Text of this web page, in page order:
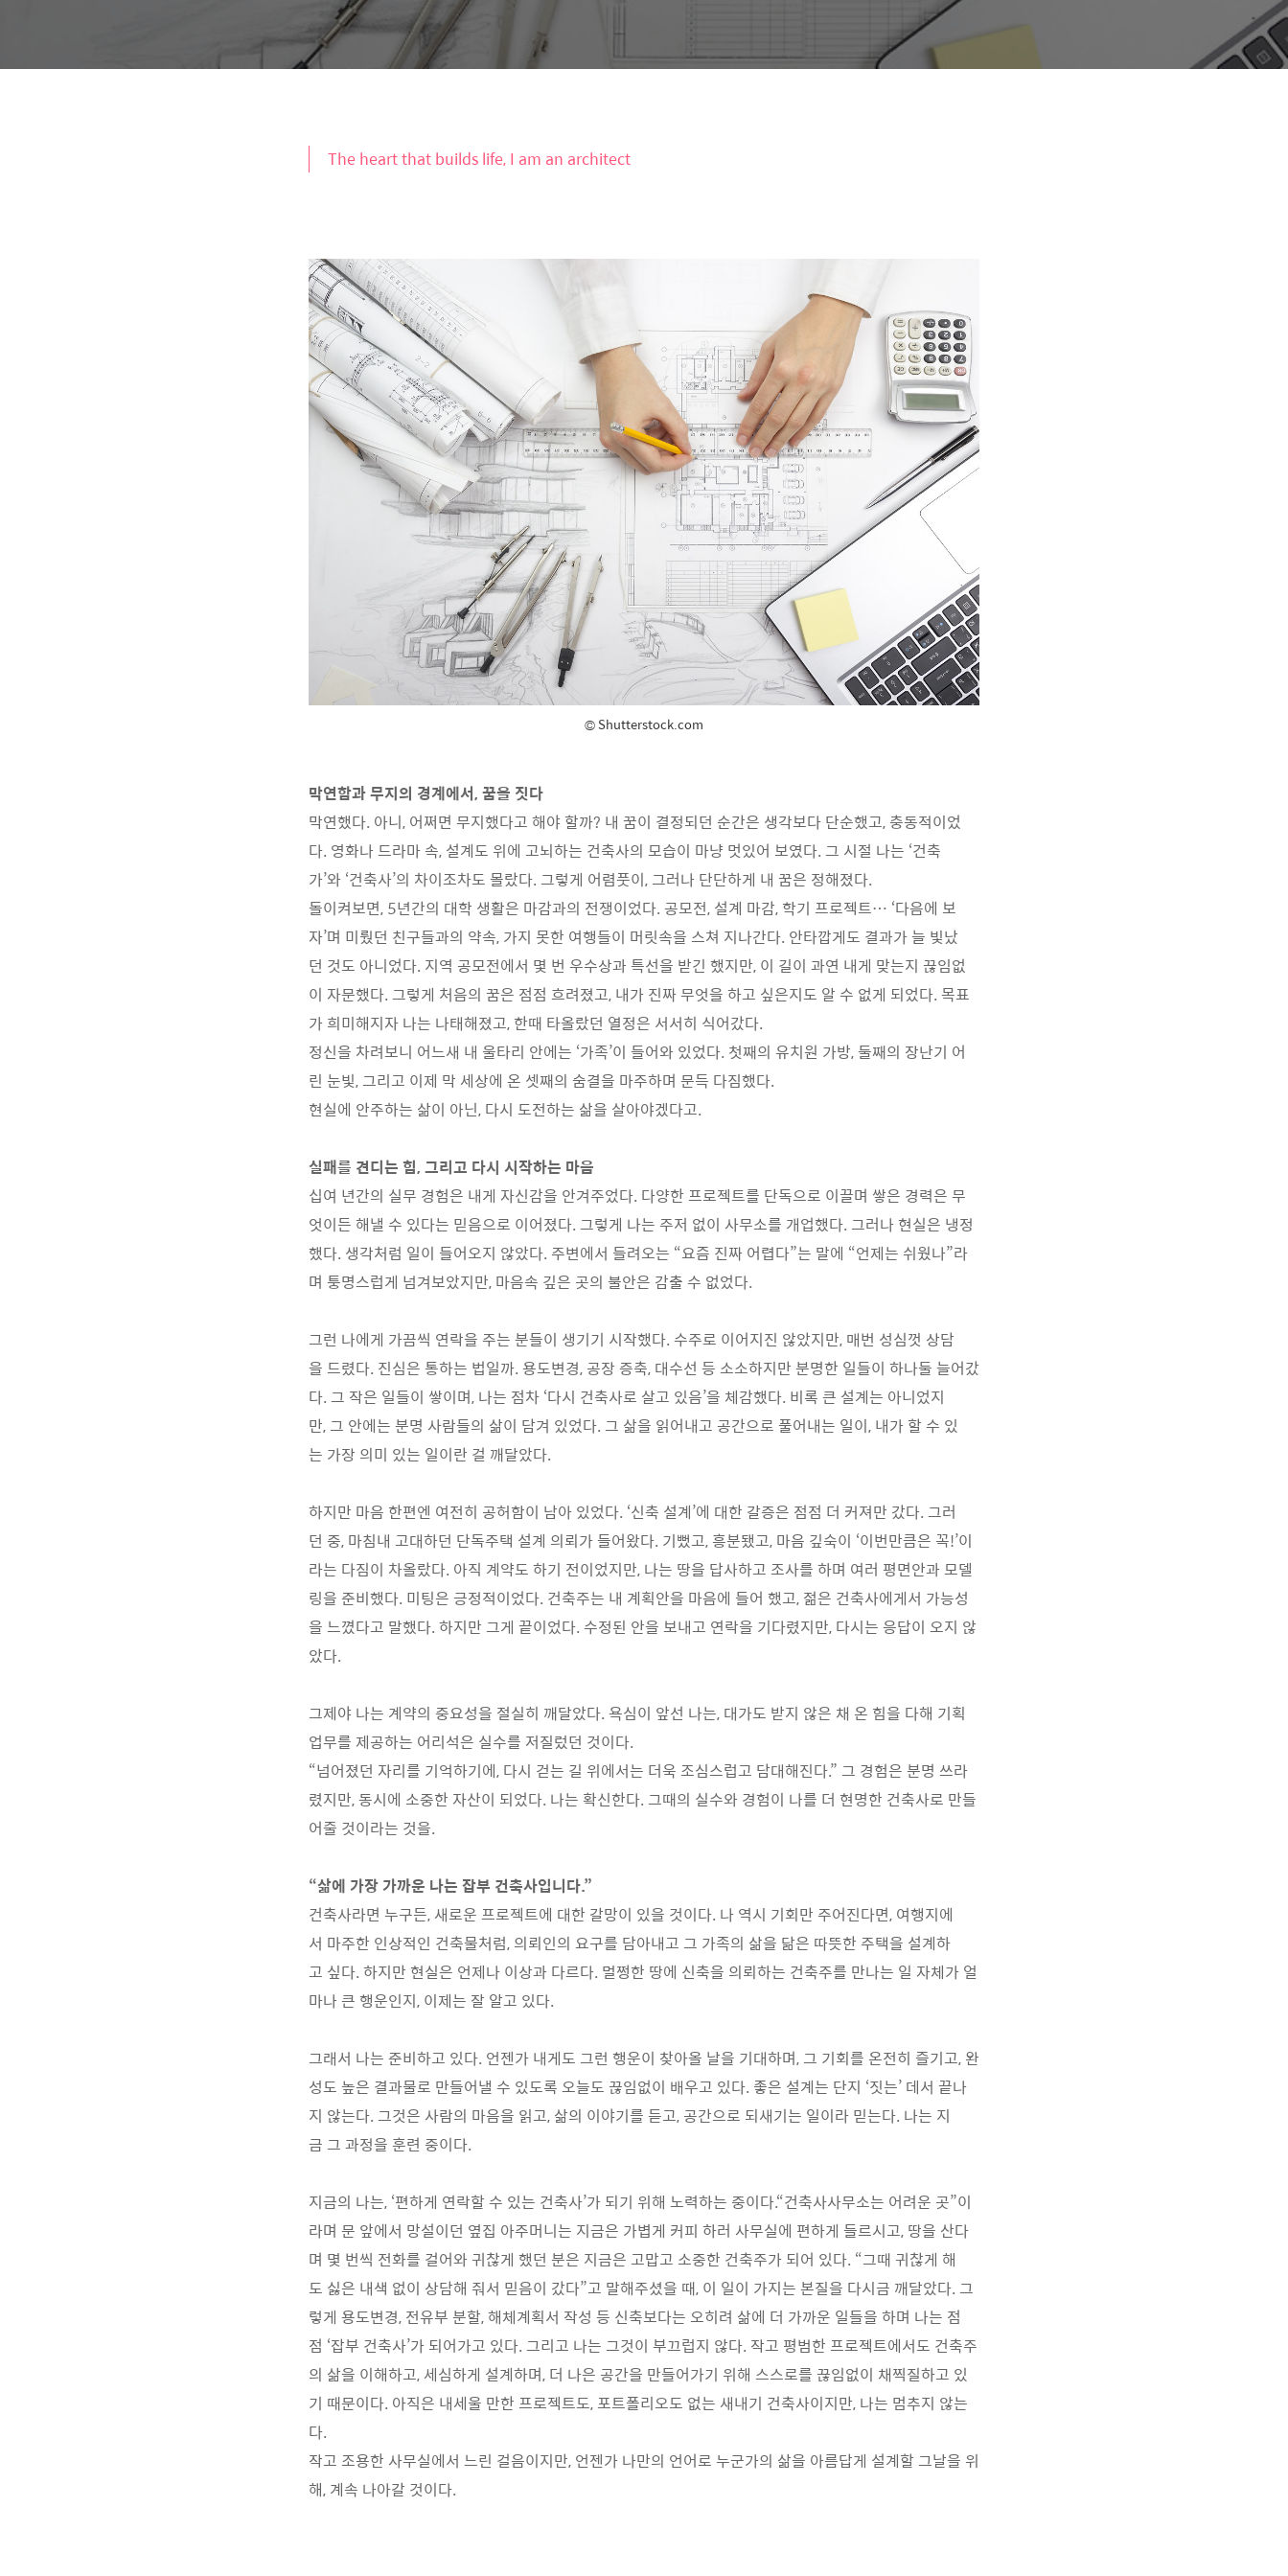
The heart that builds life, I am an architect
© Shutterstock.com
막연함과 무지의 경계에서, 꿈을 짓다
막연했다. 아니, 어쩌면 무지했다고 해야 할까? 내 꿈이 결정되던 순간은 생각보다 단순했고, 충동적이었
다. 영화나 드라마 속, 설계도 위에 고뇌하는 건축사의 모습이 마냥 멋있어 보였다. 그 시절 나는 ‘건축
가’와 ‘건축사’의 차이조차도 몰랐다. 그렇게 어렴풋이, 그러나 단단하게 내 꿈은 정해졌다.
돌이켜보면, 5년간의 대학 생활은 마감과의 전쟁이었다. 공모전, 설계 마감, 학기 프로젝트… ‘다음에 보
자’며 미뤘던 친구들과의 약속, 가지 못한 여행들이 머릿속을 스쳐 지나간다. 안타깝게도 결과가 늘 빛났
던 것도 아니었다. 지역 공모전에서 몇 번 우수상과 특선을 받긴 했지만, 이 길이 과연 내게 맞는지 끊임없
이 자문했다. 그렇게 처음의 꿈은 점점 흐려졌고, 내가 진짜 무엇을 하고 싶은지도 알 수 없게 되었다. 목표
가 희미해지자 나는 나태해졌고, 한때 타올랐던 열정은 서서히 식어갔다.
정신을 차려보니 어느새 내 울타리 안에는 ‘가족’이 들어와 있었다. 첫째의 유치원 가방, 둘째의 장난기 어
린 눈빛, 그리고 이제 막 세상에 온 셋째의 숨결을 마주하며 문득 다짐했다.
현실에 안주하는 삶이 아닌, 다시 도전하는 삶을 살아야겠다고.
실패를 견디는 힘, 그리고 다시 시작하는 마음
십여 년간의 실무 경험은 내게 자신감을 안겨주었다. 다양한 프로젝트를 단독으로 이끌며 쌓은 경력은 무
엇이든 해낼 수 있다는 믿음으로 이어졌다. 그렇게 나는 주저 없이 사무소를 개업했다. 그러나 현실은 냉정
했다. 생각처럼 일이 들어오지 않았다. 주변에서 들려오는 “요즘 진짜 어렵다”는 말에 “언제는 쉬웠나”라
며 퉁명스럽게 넘겨보았지만, 마음속 깊은 곳의 불안은 감출 수 없었다.
그런 나에게 가끔씩 연락을 주는 분들이 생기기 시작했다. 수주로 이어지진 않았지만, 매번 성심껏 상담
을 드렸다. 진심은 통하는 법일까. 용도변경, 공장 증축, 대수선 등 소소하지만 분명한 일들이 하나둘 늘어갔
다. 그 작은 일들이 쌓이며, 나는 점차 ‘다시 건축사로 살고 있음’을 체감했다. 비록 큰 설계는 아니었지
만, 그 안에는 분명 사람들의 삶이 담겨 있었다. 그 삶을 읽어내고 공간으로 풀어내는 일이, 내가 할 수 있
는 가장 의미 있는 일이란 걸 깨달았다.
하지만 마음 한편엔 여전히 공허함이 남아 있었다. ‘신축 설계’에 대한 갈증은 점점 더 커져만 갔다. 그러
던 중, 마침내 고대하던 단독주택 설계 의뢰가 들어왔다. 기뻤고, 흥분됐고, 마음 깊숙이 ‘이번만큼은 꼭!’이
라는 다짐이 차올랐다. 아직 계약도 하기 전이었지만, 나는 땅을 답사하고 조사를 하며 여러 평면안과 모델
링을 준비했다. 미팅은 긍정적이었다. 건축주는 내 계획안을 마음에 들어 했고, 젊은 건축사에게서 가능성
을 느꼈다고 말했다. 하지만 그게 끝이었다. 수정된 안을 보내고 연락을 기다렸지만, 다시는 응답이 오지 않
았다.
그제야 나는 계약의 중요성을 절실히 깨달았다. 욕심이 앞선 나는, 대가도 받지 않은 채 온 힘을 다해 기획
업무를 제공하는 어리석은 실수를 저질렀던 것이다.
“넘어졌던 자리를 기억하기에, 다시 걷는 길 위에서는 더욱 조심스럽고 담대해진다.” 그 경험은 분명 쓰라
렸지만, 동시에 소중한 자산이 되었다. 나는 확신한다. 그때의 실수와 경험이 나를 더 현명한 건축사로 만들
어줄 것이라는 것을.
“삶에 가장 가까운 나는 잡부 건축사입니다.”
건축사라면 누구든, 새로운 프로젝트에 대한 갈망이 있을 것이다. 나 역시 기회만 주어진다면, 여행지에
서 마주한 인상적인 건축물처럼, 의뢰인의 요구를 담아내고 그 가족의 삶을 닮은 따뜻한 주택을 설계하
고 싶다. 하지만 현실은 언제나 이상과 다르다. 멀쩡한 땅에 신축을 의뢰하는 건축주를 만나는 일 자체가 얼
마나 큰 행운인지, 이제는 잘 알고 있다.
그래서 나는 준비하고 있다. 언젠가 내게도 그런 행운이 찾아올 날을 기대하며, 그 기회를 온전히 즐기고, 완
성도 높은 결과물로 만들어낼 수 있도록 오늘도 끊임없이 배우고 있다. 좋은 설계는 단지 ‘짓는’ 데서 끝나
지 않는다. 그것은 사람의 마음을 읽고, 삶의 이야기를 듣고, 공간으로 되새기는 일이라 믿는다. 나는 지
금 그 과정을 훈련 중이다.
지금의 나는, ‘편하게 연락할 수 있는 건축사’가 되기 위해 노력하는 중이다.“건축사사무소는 어려운 곳”이
라며 문 앞에서 망설이던 옆집 아주머니는 지금은 가볍게 커피 하러 사무실에 편하게 들르시고, 땅을 산다
며 몇 번씩 전화를 걸어와 귀찮게 했던 분은 지금은 고맙고 소중한 건축주가 되어 있다. “그때 귀찮게 해
도 싫은 내색 없이 상담해 줘서 믿음이 갔다”고 말해주셨을 때, 이 일이 가지는 본질을 다시금 깨달았다. 그
렇게 용도변경, 전유부 분할, 해체계획서 작성 등 신축보다는 오히려 삶에 더 가까운 일들을 하며 나는 점
점 ‘잡부 건축사’가 되어가고 있다. 그리고 나는 그것이 부끄럽지 않다. 작고 평범한 프로젝트에서도 건축주
의 삶을 이해하고, 세심하게 설계하며, 더 나은 공간을 만들어가기 위해 스스로를 끊임없이 채찍질하고 있
기 때문이다. 아직은 내세울 만한 프로젝트도, 포트폴리오도 없는 새내기 건축사이지만, 나는 멈추지 않는
다.
작고 조용한 사무실에서 느린 걸음이지만, 언젠가 나만의 언어로 누군가의 삶을 아름답게 설계할 그날을 위
해, 계속 나아갈 것이다.